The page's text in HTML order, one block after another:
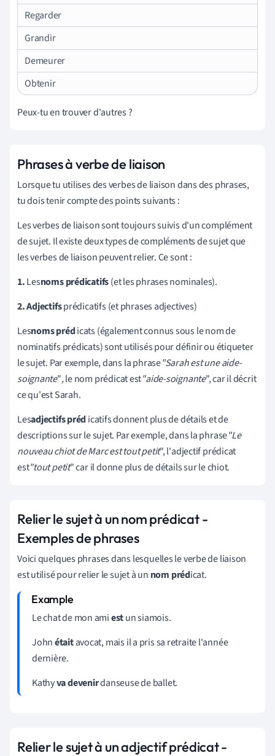
Regarder
Grandir
Demeurer
Obtenir
Peux-tu en trouver d'autres ?
Phrases à verbe de liaison
Lorsque tu utilises des verbes de liaison dans des phrases,
tu dois tenir compte des points suivants :
Les verbes de liaison sont toujours suivis d'un complément
de sujet. Il existe deux types de compléments de sujet que
les verbes de liaison peuvent relier. Ce sont :
1.Lesnoms prédicatifs(et les phrases nominales).
2.Adjectifsprédicatifs (et phrases adjectives)
Lesnoms prédicats (également connus sous le nom de
nominatifs prédicats) sont utilisés pour définir ou étiqueter
le sujet. Par exemple, dans la phrase"Sarah est une aide-
soignante",le nom prédicat est"aide-soignante", car il décrit
ce qu'est Sarah.
Lesadjectifs prédicatifs donnent plus de détails et de
descriptions sur le sujet. Par exemple, dans la phrase"Le
nouveau chiot de Marc est tout petit", l'adjectif prédicat
est"tout petit" car il donne plus de détails sur le chiot.
Relier le sujet à un nom prédicat -
Exemples de phrases
Voici quelques phrases dans lesquelles le verbe de liaison
est utilisé pour relier le sujet à un nom prédicat.
Le chat de mon amiestun siamois.
Johnétaitavocat, mais il a pris sa retraite l'année
dernière.
Kathyva devenirdanseuse de ballet.
Relier le sujet à un adjectif prédicat -